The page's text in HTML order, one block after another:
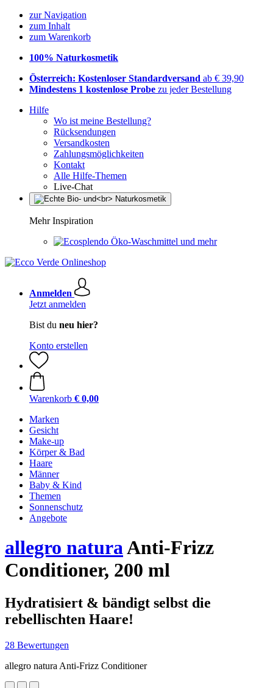
zur Navigation
zum Inhalt
zum Warenkorb
100% Naturkosmetik
Österreich: Kostenloser Standardversand ab € 39,90
Mindestens 1 kostenlose Probe zu jeder Bestellung
Hilfe
Wo ist meine Bestellung?
Rücksendungen
Versandkosten
Zahlungsmöglichkeiten
Kontakt
Alle Hilfe-Themen
Live-Chat
Mehr Inspiration
Öko-Waschmittel und mehr
Anmelden
Jetzt anmelden
Bist du neu hier?
Konto erstellen
Warenkorb € 0,00
Marken
Gesicht
Make-up
Körper & Bad
Haare
Männer
Baby & Kind
Themen
Sonnenschutz
Angebote
allegro naturaAnti-Frizz
Conditioner, 200 ml
Hydratisiert & bändigt selbst die
rebellischten Haare!
28 Bewertungen
allegro natura Anti-Frizz Conditioner